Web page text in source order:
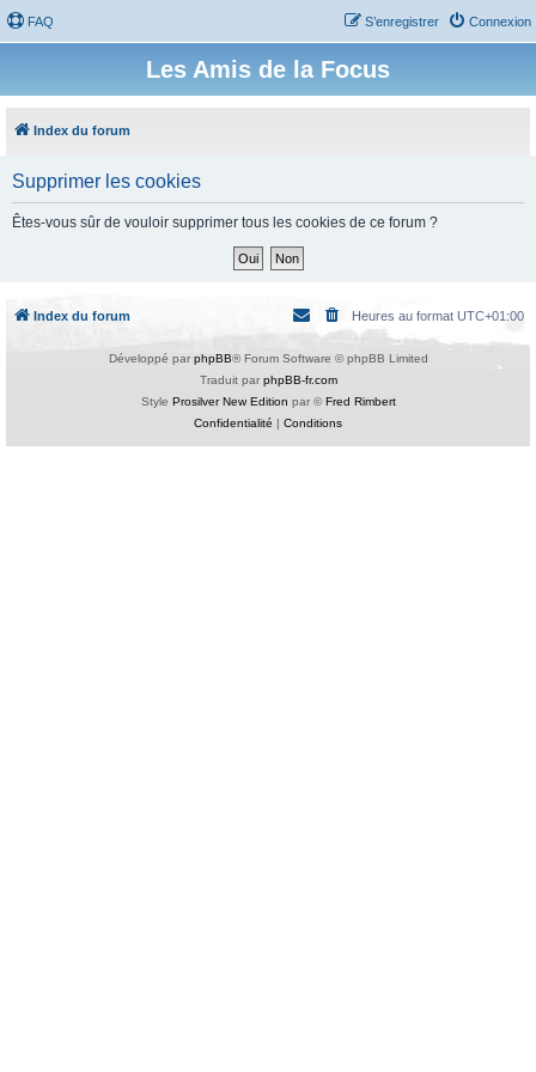
FAQ Connexion
S’enregistrer
Les Amis de la Focus
Index du forum
Supprimer les cookies
Êtes-vous sûr de vouloir supprimer tous les cookies de ce forum ?
Index du forum Heures au format UTC+01:00
Développé par phpBB® Forum Software © phpBB Limited
Traduit par phpBB-fr.com
Style Prosilver New Edition par ©Fred Rimbert
Confidentialité | Conditions